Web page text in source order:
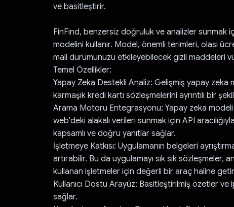
ve basitleştirir.
FinFind, benzersiz doğruluk ve analizler sunmak
modelini kullanır. Model, önemli terimleri, olası
mali durumunuzu etkileyebilecek gizli maddeleri
Temel Özellikler:
Yapay Zeka Destekli Analiz: Gelişmiş yapay zeka
karmaşık kredi kartı sözleşmelerini ayrıntılı bir
Arama Motoru Entegrasyonu: Yapay zeka modeli
web'deki alakalı verileri sunmak için API
kapsamlı ve doğru yanıtlar sağlar.
İşletmeye Katkısı: Uygulamanın belgeleri
artırabilir. Bu da uygulamayı sık sık sözleşmeler,
kullanan işletmeler için değerli bir araç haline
Kullanıcı Dostu Arayüz: Basitleştirilmiş özetler ve
sağlar.